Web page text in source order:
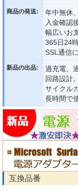
商品の発送:
年中無休
入金確認
幅広いお
365日24
SSL通信
新品の出品:
過充電、
回路設計。
サイクル
長時間で
互換品番